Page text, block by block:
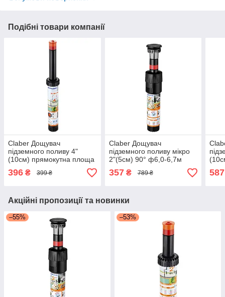
Подібні товари компанії
Claber Дощувач
підземного поливу 4"
(10см) прямокутна площа
9,3*1,2м підключення1/2
396 ₴ 399 ₴
Claber Дощувач
підземного поливу мікро
2"(5см) 90° ф6,0-6,7м
COLIBRI
357₴ 789 ₴
9,1м
587
Акційні пропозиції та новинки
–55% –53%